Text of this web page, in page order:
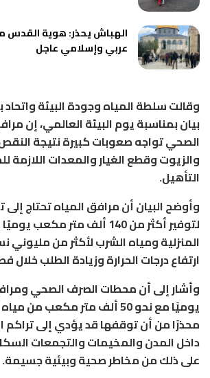
الهباش يحذر: هوية القدس
عربي وإسلامي عاجل
وقالت سلطة المياه وجودة البيئة واتحاد
بيان بمناسبة يوم البيئة العالمي، إن
الصحي تواجه صعوبات كبيرة نتيجة
والزيوت وقطع الغيار والمعدات اللازمة
التأهيل.
وأوضح البيان أن مرافق المياه تحتاج
لتوفير أكثر من 140 ألف متر مكعب
المنزلية ومياه الشرب لأكثر من
ارتفاع درجات الحرارة وزيادة الطلب
وأشار إلى أن محطات الصرف الصحي
يوميًا مع نحو 50 ألف متر مكعب
محذرًا من أن توقفها قد يؤدي إلى تراكم
داخل المدن والمخيمات والتجمعات
على ذلك من مخاطر صحية وبيئية جسيمة.